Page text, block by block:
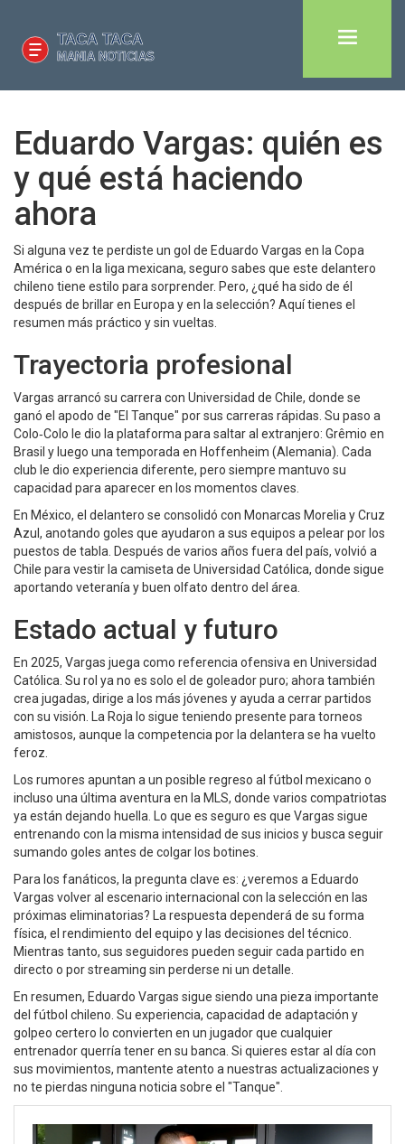
Eduardo Vargas: quién es
y qué está haciendo
ahora
Si alguna vez te perdiste un gol de Eduardo Vargas en la Copa
América o en la liga mexicana, seguro sabes que este delantero
chileno tiene estilo para sorprender. Pero, ¿qué ha sido de él
después de brillar en Europa y en la selección? Aquí tienes el
resumen más práctico y sin vueltas.
Trayectoria profesional
Vargas arrancó su carrera con Universidad de Chile, donde se
ganó el apodo de "El Tanque" por sus carreras rápidas. Su paso a
Colo‑Colo le dio la plataforma para saltar al extranjero: Grêmio en
Brasil y luego una temporada en Hoffenheim (Alemania). Cada
club le dio experiencia diferente, pero siempre mantuvo su
capacidad para aparecer en los momentos claves.
En México, el delantero se consolidó con Monarcas Morelia y Cruz
Azul, anotando goles que ayudaron a sus equipos a pelear por los
puestos de tabla. Después de varios años fuera del país, volvió a
Chile para vestir la camiseta de Universidad Católica, donde sigue
aportando veteranía y buen olfato dentro del área.
Estado actual y futuro
En 2025, Vargas juega como referencia ofensiva en Universidad
Católica. Su rol ya no es solo el de goleador puro; ahora también
crea jugadas, dirige a los más jóvenes y ayuda a cerrar partidos
con su visión. La Roja lo sigue teniendo presente para torneos
amistosos, aunque la competencia por la delantera se ha vuelto
feroz.
Los rumores apuntan a un posible regreso al fútbol mexicano o
incluso una última aventura en la MLS, donde varios compatriotas
ya están dejando huella. Lo que es seguro es que Vargas sigue
entrenando con la misma intensidad de sus inicios y busca seguir
sumando goles antes de colgar los botines.
Para los fanáticos, la pregunta clave es: ¿veremos a Eduardo
Vargas volver al escenario internacional con la selección en las
próximas eliminatorias? La respuesta dependerá de su forma
física, el rendimiento del equipo y las decisiones del técnico.
Mientras tanto, sus seguidores pueden seguir cada partido en
directo o por streaming sin perderse ni un detalle.
En resumen, Eduardo Vargas sigue siendo una pieza importante
del fútbol chileno. Su experiencia, capacidad de adaptación y
golpeo certero lo convierten en un jugador que cualquier
entrenador querría tener en su banca. Si quieres estar al día con
sus movimientos, mantente atento a nuestras actualizaciones y
no te pierdas ninguna noticia sobre el "Tanque".